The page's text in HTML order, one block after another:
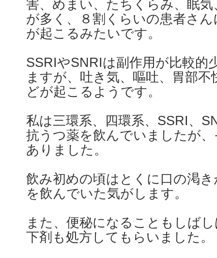
害、めまい、たちくらみ、眠
が多く、８割くらいの患者さ
が起こるみたいです。
SSRIやSNRIは副作用が比較的
ますが、吐き気、嘔吐、胃部
どが起こるようです。
私は三環系、四環系、SSRI、
抗うつ薬を飲んでいましたが
ありました。
飲み初めの頃はとくに口の渇
を飲んでいた気がします。
また、便秘になることもしば
下剤も処方してもらいました。